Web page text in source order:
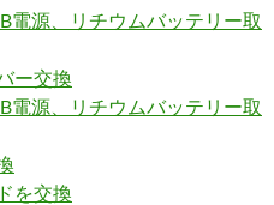
電源、リチウムバッテリー取
ー交換
電源、リチウムバッテリー取
を交換